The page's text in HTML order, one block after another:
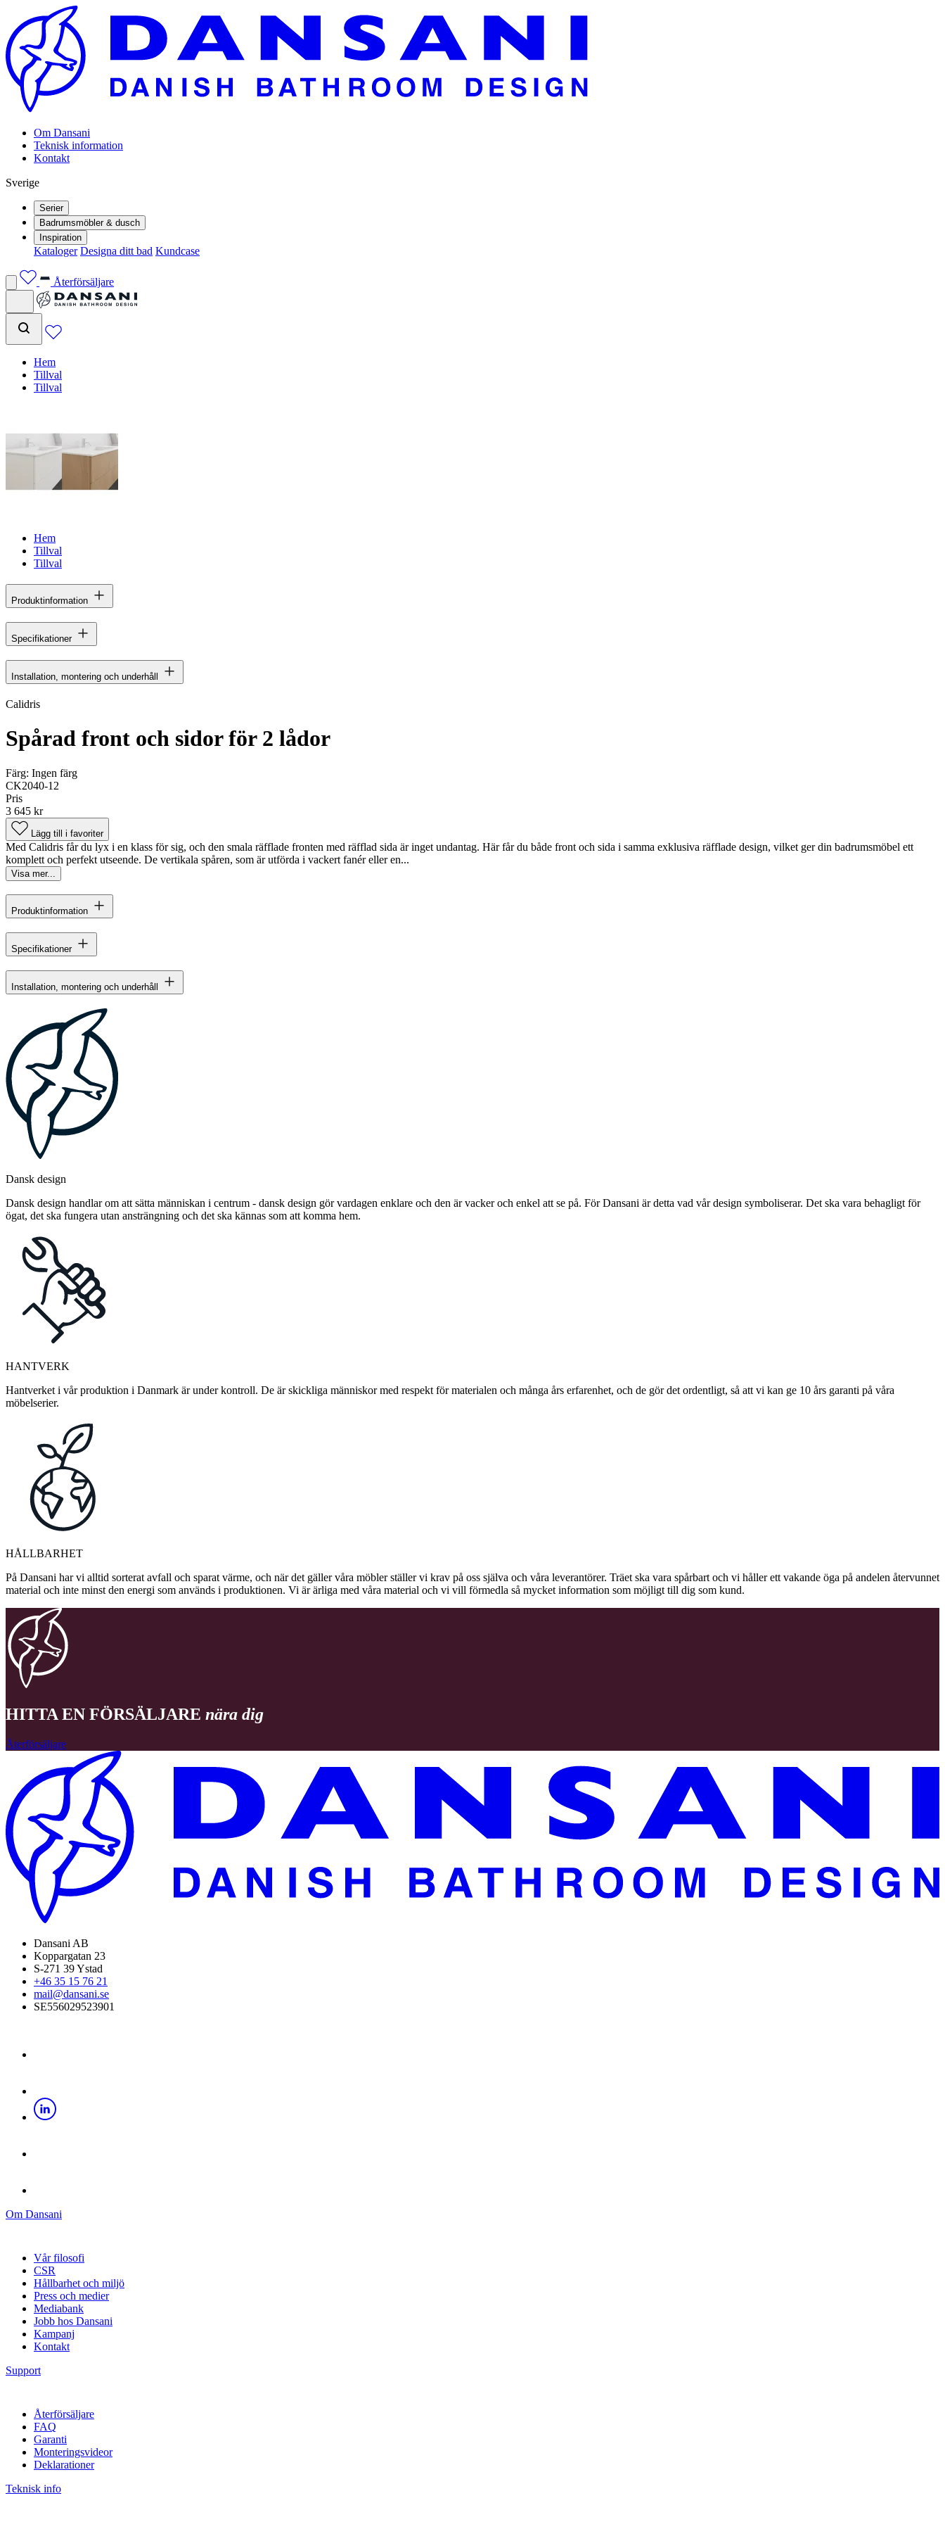
Om Dansani
Teknisk information
Kontakt
Sverige
Serier
Badrumsmöbler & dusch
Inspiration
Kataloger Designa ditt bad Kundcase
Återförsäljare
Hem
Tillval
Tillval
Hem
Tillval
Tillval
Produktinformation
Specifikationer
Installation, montering och underhåll
Calidris
Spårad front och sidor för 2 lådor
Färg: Ingen färg
CK2040-12
Pris
3 645 kr
Lägg till i favoriter
Med Calidris får du lyx i en klass för sig, och den smala räfflade fronten med räfflad sida är inget undantag. Här får du både front och sida i samma exklusiva räfflade design, vilket ger din badrumsmöbel ett
komplett och perfekt utseende. De vertikala spåren, som är utförda i vackert fanér eller en...
Visa mer...
Produktinformation
Specifikationer
Installation, montering och underhåll
Dansk design
Dansk design handlar om att sätta människan i centrum - dansk design gör vardagen enklare och den är vacker och enkel att se på. För Dansani är detta vad vår design symboliserar. Det ska vara behagligt för
ögat, det ska fungera utan ansträngning och det ska kännas som att komma hem.
HANTVERK
Hantverket i vår produktion i Danmark är under kontroll. De är skickliga människor med respekt för materialen och många års erfarenhet, och de gör det ordentligt, så att vi kan ge 10 års garanti på våra
möbelserier.
HÅLLBARHET
På Dansani har vi alltid sorterat avfall och sparat värme, och när det gäller våra möbler ställer vi krav på oss själva och våra leverantörer. Träet ska vara spårbart och vi håller ett vakande öga på andelen återvunnet
material och inte minst den energi som används i produktionen. Vi är ärliga med våra material och vi vill förmedla så mycket information som möjligt till dig som kund.
HITTA EN FÖRSÄLJARE nära dig
Återförsäljare
Dansani AB
Koppargatan 23
S-271 39 Ystad
+46 35 15 76 21
mail@dansani.se
SE556029523901
Om Dansani
Vår filosofi
CSR
Hållbarhet och miljö
Press och medier
Mediabank
Jobb hos Dansani
Kampanj
Kontakt
Support
Återförsäljare
FAQ
Garanti
Monteringsvideor
Deklarationer
Teknisk info